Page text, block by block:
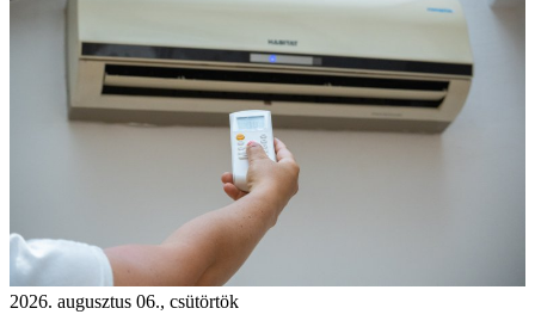
2026. augusztus 06., csütörtök